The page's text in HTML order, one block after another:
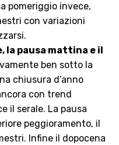
pomeriggio invece,
con variazioni
la pausa mattina e il
ben sotto la
chiusura d’anno
con trend
il serale. La pausa
peggioramento, il
Infine il dopocena